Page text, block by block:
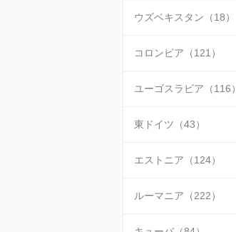
ウズベキスタン（18）
コロンビア（121）
ユーゴスラビア（116）
東ドイツ（43）
エストニア（124）
ルーマニア（222）